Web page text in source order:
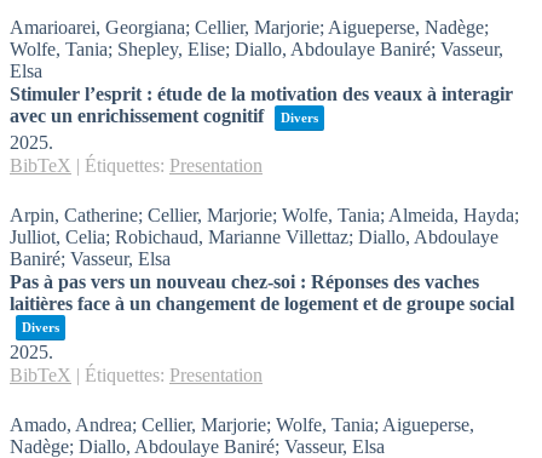
Amarioarei, Georgiana; Cellier, Marjorie; Aigueperse, Nadège;
Wolfe, Tania; Shepley, Elise; Diallo, Abdoulaye Baniré; Vasseur,
Elsa
Stimuler l’esprit : étude de la motivation des veaux à interagir
avec un enrichissement cognitif
Divers
2025.
BibTeX | Étiquettes: Presentation
Arpin, Catherine; Cellier, Marjorie; Wolfe, Tania; Almeida, Hayda;
Julliot, Celia; Robichaud, Marianne Villettaz; Diallo, Abdoulaye
Baniré; Vasseur, Elsa
Pas à pas vers un nouveau chez-soi : Réponses des vaches
laitières face à un changement de logement et de groupe social
Divers
2025.
BibTeX | Étiquettes: Presentation
Amado, Andrea; Cellier, Marjorie; Wolfe, Tania; Aigueperse,
Nadège; Diallo, Abdoulaye Baniré; Vasseur, Elsa